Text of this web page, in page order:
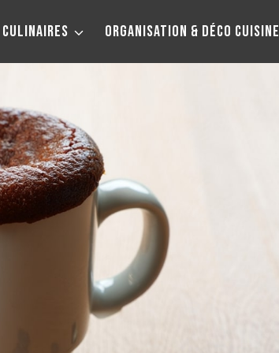
ORGANISATION & DÉCO CUISINE